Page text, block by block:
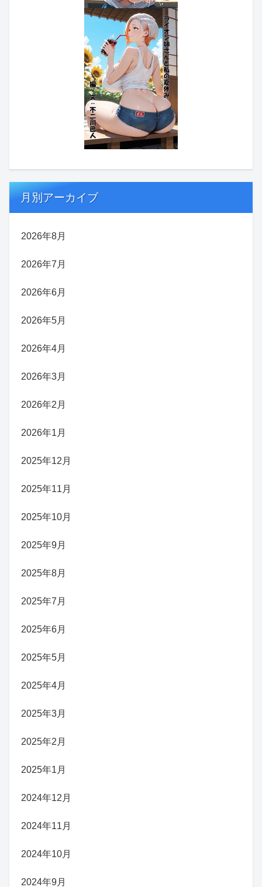
月別アーカイブ
2026年8月
2026年7月
2026年6月
2026年5月
2026年4月
2026年3月
2026年2月
2026年1月
2025年12月
2025年11月
2025年10月
2025年9月
2025年8月
2025年7月
2025年6月
2025年5月
2025年4月
2025年3月
2025年2月
2025年1月
2024年12月
2024年11月
2024年10月
2024年9月